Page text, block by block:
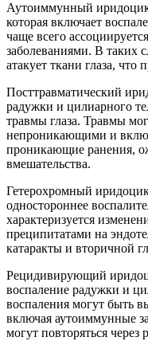
Аутоиммунный
которая включает
чаще всего
заболеваниями. В таких
атакует ткани глаза,
Посттравматический
радужки и цилиарного
травмы глаза. Травмы
непроникающими и
проникающие ранения,
вмешательства.
Гетерохромный
одностороннее
характеризуется
преципитатами на
катаракты и вторичной
Рецидивирующий
воспаление радужки и
воспаления могут быть
включая аутоиммунные
могут повторяться